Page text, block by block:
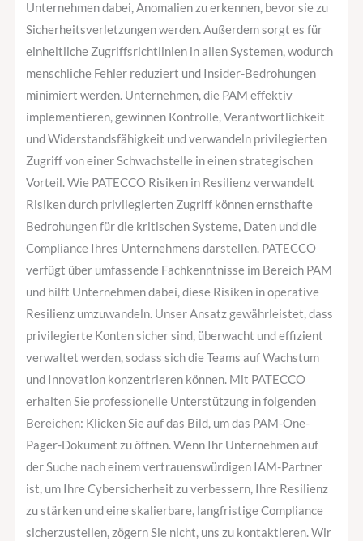
Unternehmen dabei, Anomalien zu erkennen, bevor sie zu
Sicherheitsverletzungen werden. Außerdem sorgt es für
einheitliche Zugriffsrichtlinien in allen Systemen, wodurch
menschliche Fehler reduziert und Insider-Bedrohungen
minimiert werden. Unternehmen, die PAM effektiv
implementieren, gewinnen Kontrolle, Verantwortlichkeit
und Widerstandsfähigkeit und verwandeln privilegierten
Zugriff von einer Schwachstelle in einen strategischen
Vorteil. Wie PATECCO Risiken in Resilienz verwandelt
Risiken durch privilegierten Zugriff können ernsthafte
Bedrohungen für die kritischen Systeme, Daten und die
Compliance Ihres Unternehmens darstellen. PATECCO
verfügt über umfassende Fachkenntnisse im Bereich PAM
und hilft Unternehmen dabei, diese Risiken in operative
Resilienz umzuwandeln. Unser Ansatz gewährleistet, dass
privilegierte Konten sicher sind, überwacht und effizient
verwaltet werden, sodass sich die Teams auf Wachstum
und Innovation konzentrieren können. Mit PATECCO
erhalten Sie professionelle Unterstützung in folgenden
Bereichen: Klicken Sie auf das Bild, um das PAM-One-
Pager-Dokument zu öffnen. Wenn Ihr Unternehmen auf
der Suche nach einem vertrauenswürdigen IAM-Partner
ist, um Ihre Cybersicherheit zu verbessern, Ihre Resilienz
zu stärken und eine skalierbare, langfristige Compliance
sicherzustellen, zögern Sie nicht, uns zu kontaktieren. Wir